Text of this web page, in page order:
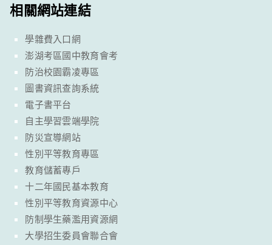
相關網站連結
學雜費入口網
澎湖考區國中教育會考
防治校園霸凌專區
圖書資訊查詢系統
電子書平台
自主學習雲端學院
防災宣導網站
性別平等教育專區
教育儲蓄專戶
十二年國民基本教育
性別平等教育資源中心
防制學生藥濫用資源網
大學招生委員會聯合會